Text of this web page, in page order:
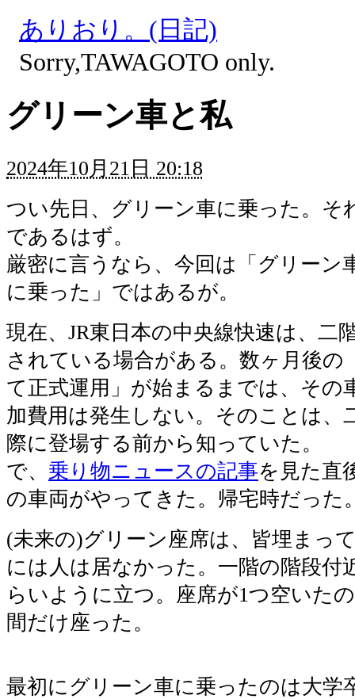
ありおり。(日記)
Sorry,TAWAGOTO only.
グリーン車と私
2024年10月21日 20:18
つい先日、グリーン車に乗った。そ
であるはず。
厳密に言うなら、今回は「グリーン
に乗った」ではあるが。
現在、JR東日本の中央線快速は、二
されている場合がある。数ヶ月後の
て正式運用」が始まるまでは、その
加費用は発生しない。そのことは、
際に登場する前から知っていた。
で、 乗り物ニュースの記事を見た直
の車両がやってきた。帰宅時だった
(未来の)グリーン座席は、皆埋まっ
には人は居なかった。一階の階段付
らいように立つ。座席が1つ空いた
間だけ座った。
最初にグリーン車に乗ったのは大学